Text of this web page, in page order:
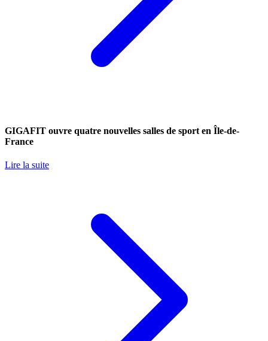
GIGAFIT ouvre quatre nouvelles salles de sport en Île-de-
France
Lire la suite